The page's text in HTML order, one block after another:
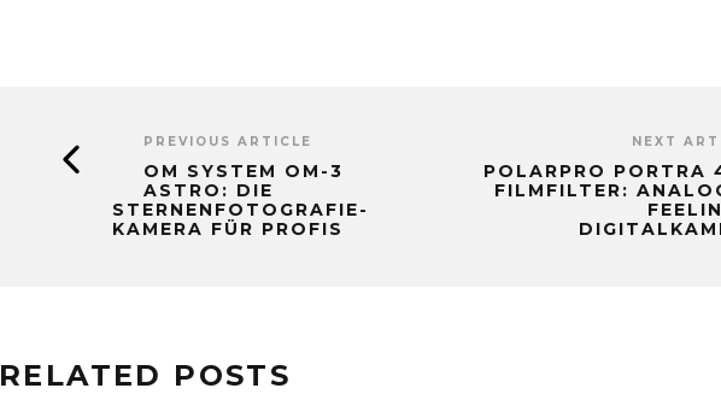
PREVIOUS ARTICLE
OM SYSTEM OM-3
ASTRO: DIE
STERNENFOTOGRAFIE-
KAMERA FÜR PROFIS
NEXT
POLARPRO PORTRA
FILMFILTER:
RELATED POSTS